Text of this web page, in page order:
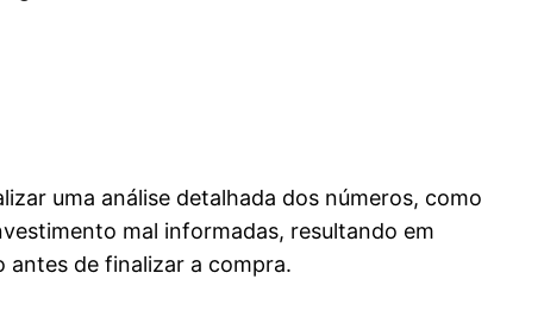
uma análise detalhada dos números, como
mal informadas, resultando em
antes de finalizar a compra.